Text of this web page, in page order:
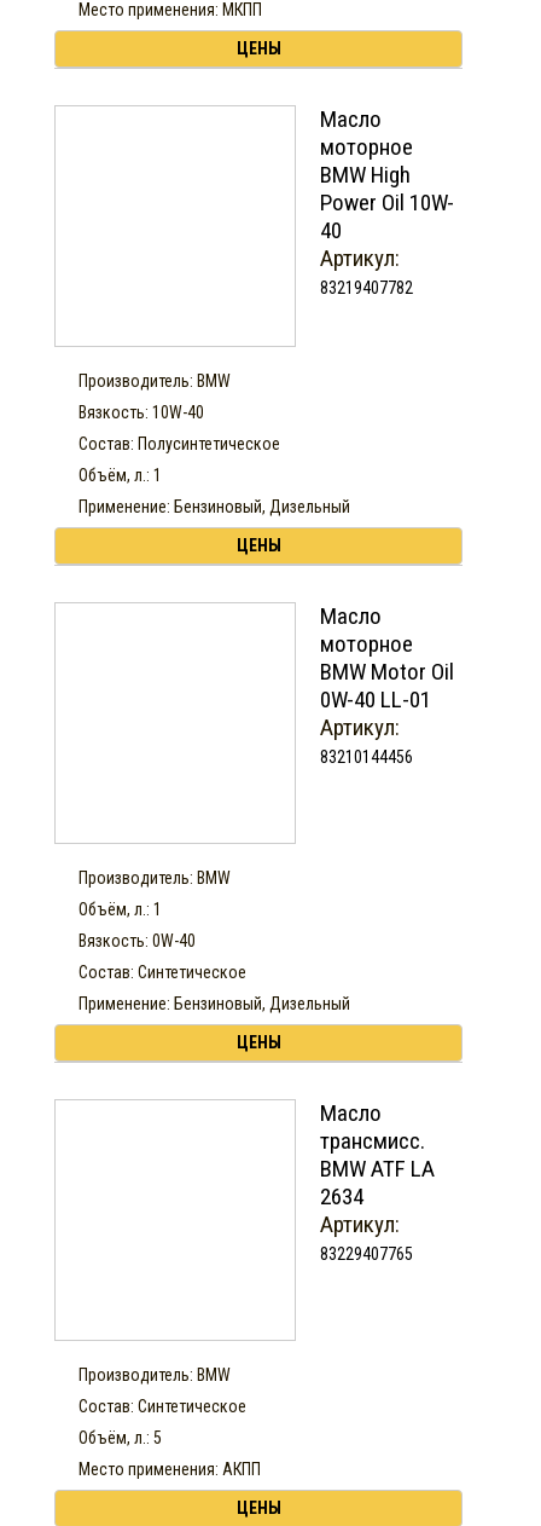
Место применения: МКПП
ЦЕНЫ
Масло
моторное
BMW High
Power Oil 10W-
40
Артикул:
83219407782
Производитель: BMW
Вязкость: 10W-40
Состав: Полусинтетическое
Объём, л.: 1
Применение: Бензиновый, Дизельный
ЦЕНЫ
Масло
моторное
BMW Motor Oil
0W-40 LL-01
Артикул:
83210144456
Производитель: BMW
Объём, л.: 1
Вязкость: 0W-40
Состав: Синтетическое
Применение: Бензиновый, Дизельный
ЦЕНЫ
Масло
трансмисс.
BMW ATF LA
2634
Артикул:
83229407765
Производитель: BMW
Состав: Синтетическое
Объём, л.: 5
Место применения: АКПП
ЦЕНЫ